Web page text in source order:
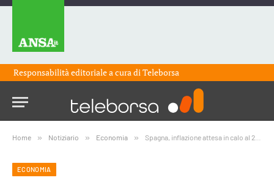
Responsabilità editoriale a cura diTeleborsa
Home » Notiziario » Economia » Spagna, inflazione attesa in calo al 2,2% a luglio
ECONOMIA